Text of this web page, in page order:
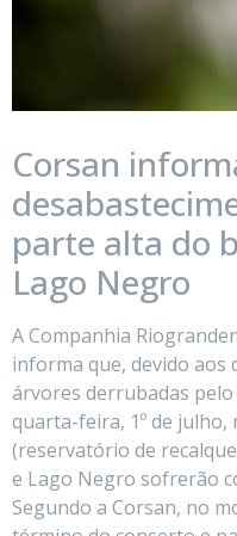
Corsan
parte alta do
Lago Negro
A Companhia
informa que, devido aos
árvores derrubadas
quarta-feira, 1º de
(reservatório de
e Lago Negro sofrerão
Segundo a Corsan, no